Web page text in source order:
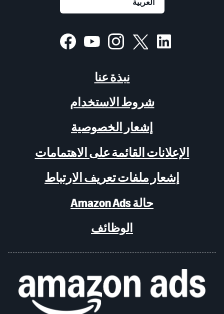
نبذة عنا
شروط الاستخدام
إشعار الخصوصية
الإعلانات القائمة على الاهتمامات
إشعار ملفات تعريف الارتباط
حالة Amazon Ads
الوظائف